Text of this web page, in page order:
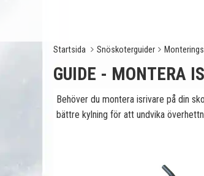
Startsida Snöskoterguider
GUIDE - MONTERA
Behöver du montera isrivare på din
bättre kylning för att undvika